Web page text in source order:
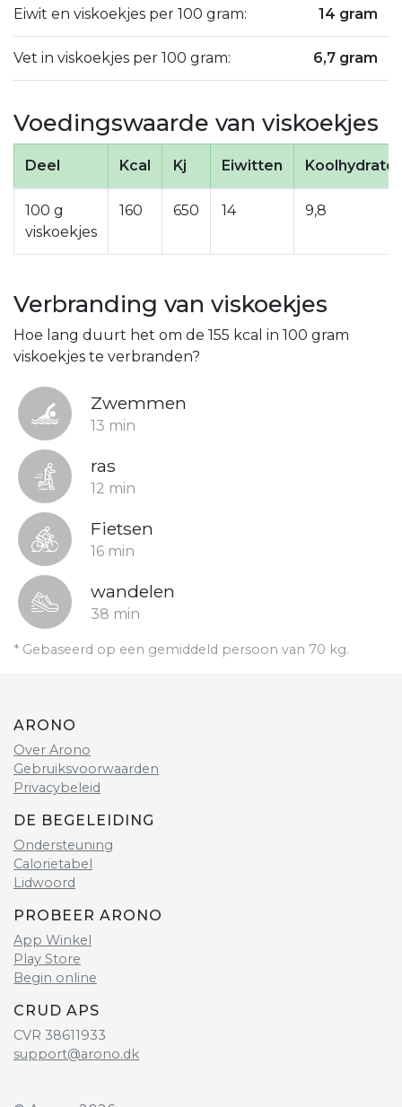
Eiwit en viskoekjes per 100 gram: 14 gram
Vet in viskoekjes per 100 gram: 6,7 gram
Voedingswaarde van viskoekjes
Deel Kcal Kj Eiwitten
100 g
viskoekjes
160 650 14 9,8
Verbranding van viskoekjes
Hoe lang duurt het om de 155 kcal in 100 gram
viskoekjes te verbranden?
Zwemmen
13 min
ras
12 min
Fietsen
16 min
wandelen
38 min
* Gebaseerd op een gemiddeld persoon van 70 kg.
ARONO
Over Arono
Gebruiksvoorwaarden
Privacybeleid
DE BEGELEIDING
Ondersteuning
Calorietabel
Lidwoord
PROBEER ARONO
App Winkel
Play Store
Begin online
CRUD APS
CVR 38611933
support@arono.dk